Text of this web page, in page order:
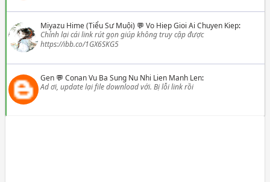
Miyazu Hime (Tiểu Sư Muội) 💬 Vo Hiep Gioi Ai Chuyen Kiep:
Chỉnh lại cái link rút gọn giúp không truy cập được
https://ibb.co/1GX6SKG5
Gen💬 Conan Vu Ba Sung Nu Nhi Lien Manh Len:
Ad ơi, update lại file download với. Bị lỗi link rồi